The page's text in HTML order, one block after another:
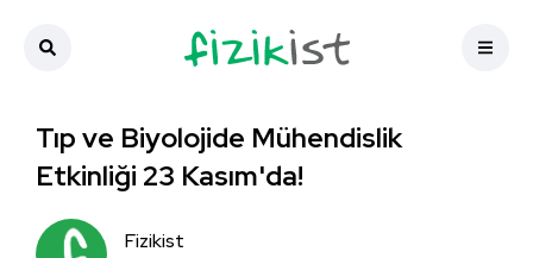
Tıp ve Biyolojide Mühendislik
Etkinliği 23 Kasım'da!
Fizikist